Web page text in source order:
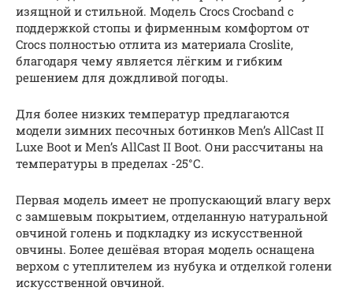
изящной и стильной. Модель Crocs Crocband с
поддержкой стопы и фирменным комфортом от
Crocs полностью отлита из материала Croslite,
благодаря чему является лёгким и гибким
решением для дождливой погоды.
Для более низких температур предлагаются
модели зимних песочных ботинков Men’s AllCast II
Luxe Boot и Men’s AllCast II Boot. Они рассчитаны на
температуры в пределах -25°С.
Первая модель имеет не пропускающий влагу верх
с замшевым покрытием, отделанную натуральной
овчиной голень и подкладку из искусственной
овчины. Более дешёвая вторая модель оснащена
верхом с утеплителем из нубука и отделкой голени
искусственной овчиной.